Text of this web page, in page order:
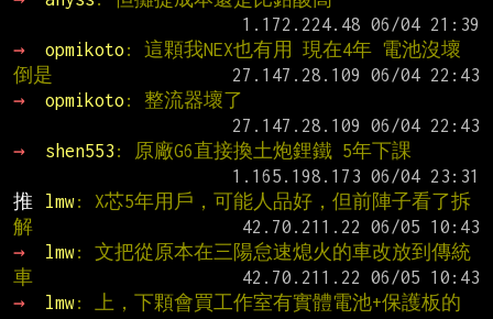
→
opmikoto : 這顆我NEX也有用 現在4年 電池沒壞
倒是
→
opmikoto : 整流器壞了
→
shen553 : 原廠G6直接換土炮鋰鐵 5年下課
推
lmw: X芯5年用戶，可能人品好，但前陣子看了拆
解
→
lmw: 文把從原本在三陽怠速熄火的車改放到傳統
車
→
lmw: 上，下顆會買工作室有實體電池+保護板的